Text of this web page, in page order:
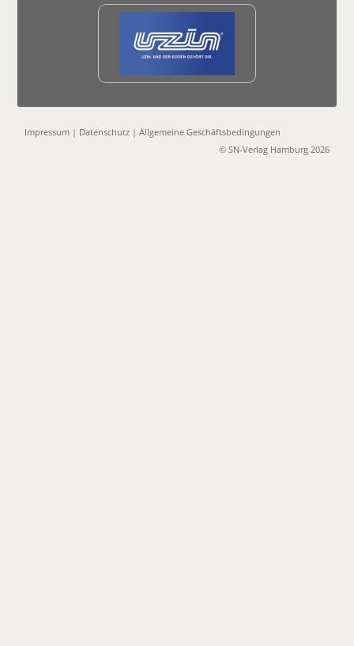
Impressum | Datenschutz |Allgemeine Geschäftsbedingungen
© SN-Verlag Hamburg 2026